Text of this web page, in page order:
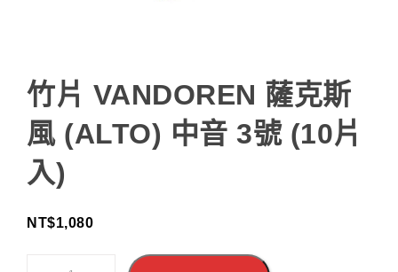
竹片 VANDOREN 薩克斯
風 (ALTO) 中音 3號 (10片
入)
NT$1,080